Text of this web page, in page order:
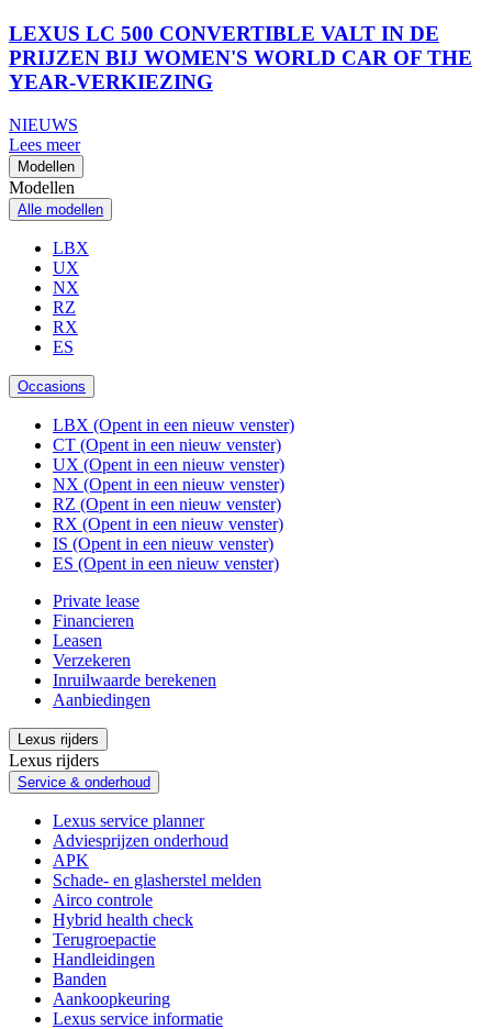
LEXUS LC 500 CONVERTIBLE VALT IN DE
PRIJZEN BIJ WOMEN'S WORLD CAR OF THE
YEAR-VERKIEZING
NIEUWS
Lees meer
Modellen
Modellen
Alle modellen
LBX
UX
NX
RZ
RX
ES
Occasions
LBX (Opent in een nieuw venster)
CT (Opent in een nieuw venster)
UX (Opent in een nieuw venster)
NX (Opent in een nieuw venster)
RZ (Opent in een nieuw venster)
RX (Opent in een nieuw venster)
IS (Opent in een nieuw venster)
ES (Opent in een nieuw venster)
Private lease
Financieren
Leasen
Verzekeren
Inruilwaarde berekenen
Aanbiedingen
Lexus rijders
Lexus rijders
Service & onderhoud
Lexus service planner
Adviesprijzen onderhoud
APK
Schade- en glasherstel melden
Airco controle
Hybrid health check
Terugroepactie
Handleidingen
Banden
Aankoopkeuring
Lexus service informatie